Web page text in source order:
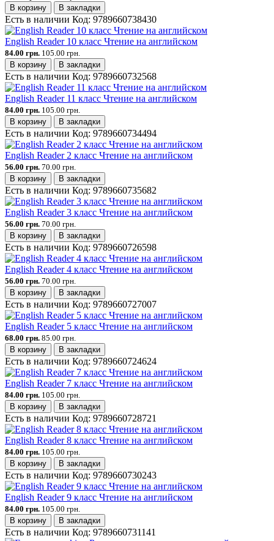
В корзину
В закладки
Есть в наличии Код: 9789660738430
English Reader 10 класс Чтение на английском
84.00 грн. 105.00 грн.
В корзину
В закладки
Есть в наличии Код: 9789660732568
English Reader 11 класс Чтение на английском
84.00 грн. 105.00 грн.
В корзину
В закладки
Есть в наличии Код: 9789660734494
English Reader 2 класс Чтение на английском
56.00 грн. 70.00 грн.
В корзину
В закладки
Есть в наличии Код: 9789660735682
English Reader 3 класс Чтение на английском
56.00 грн. 70.00 грн.
В корзину
В закладки
Есть в наличии Код: 9789660726598
English Reader 4 класс Чтение на английском
56.00 грн. 70.00 грн.
В корзину
В закладки
Есть в наличии Код: 9789660727007
English Reader 5 класс Чтение на английском
68.00 грн. 85.00 грн.
В корзину
В закладки
Есть в наличии Код: 9789660724624
English Reader 7 класс Чтение на английском
84.00 грн. 105.00 грн.
В корзину
В закладки
Есть в наличии Код: 9789660728721
English Reader 8 класс Чтение на английском
84.00 грн. 105.00 грн.
В корзину
В закладки
Есть в наличии Код: 9789660730243
English Reader 9 класс Чтение на английском
84.00 грн. 105.00 грн.
В корзину
В закладки
Есть в наличии Код: 9789660731141